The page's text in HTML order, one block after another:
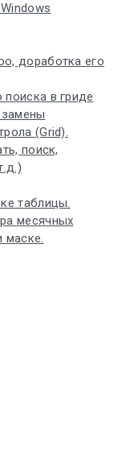
доработка его
поиска в гриде
(Grid).
поиск,
таблицы.
месячных
маске.